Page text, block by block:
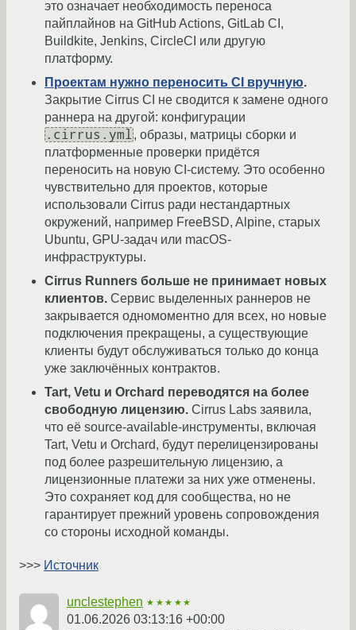
это означает необходимость переноса
пайплайнов на GitHub Actions, GitLab CI,
Buildkite, Jenkins, CircleCI или другую
платформу.
Проектам нужно переносить CI вручную.
Закрытие Cirrus CI не сводится к замене одного
раннера на другой: конфигурации
.cirrus.yml, образы, матрицы сборки и
платформенные проверки придётся
переносить на новую CI-систему. Это особенно
чувствительно для проектов, которые
использовали Cirrus ради нестандартных
окружений, например FreeBSD, Alpine, старых
Ubuntu, GPU-задач или macOS-
инфраструктуры.
Cirrus Runners больше не принимает новых
клиентов. Сервис выделенных раннеров не
закрывается одномоментно для всех, но новые
подключения прекращены, а существующие
клиенты будут обслуживаться только до конца
уже заключённых контрактов.
Tart, Vetu и Orchard переводятся на более
свободную лицензию. Cirrus Labs заявила,
что её source-available-инструменты, включая
Tart, Vetu и Orchard, будут перелицензированы
под более разрешительную лицензию, а
лицензионные платежи за них уже отменены.
Это сохраняет код для сообщества, но не
гарантирует прежний уровень сопровождения
со стороны исходной команды.
>>> Источник
unclestephen ★★★★★
01.06.2026 03:13:16 +00:00